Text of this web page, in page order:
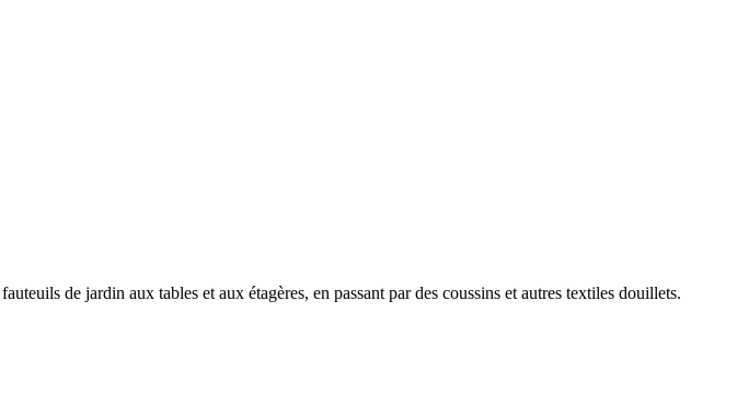
de jardin aux tables et aux étagères, en passant par des coussins et autres textiles douillets.